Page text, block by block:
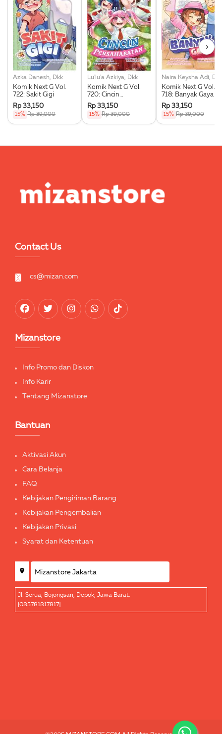
Azka Danesh, Dkk
Komik Next G Vol.
722: Sakit Gigi
Rp 33,150
15% Rp 39,000
Lu'lu'a Azkiya, Dkk
Komik Next G Vol.
720: Cincin
Persahabatan
Rp 33,150
15% Rp 39,000
Naira Keysha Adi, Dkk
Komik Next G Vol.
718: Banyak Gaya
Rp 33,150
15% Rp 39,000
›
Contact Us
cs@mizan.com
Mizanstore
Info Promo dan Diskon
Info Karir
Tentang Mizanstore
Bantuan
Aktivasi Akun
Cara Belanja
FAQ
Kebijakan Pengiriman Barang
Kebijakan Pengembalian
Kebijakan Privasi
Syarat dan Ketentuan
Jl. Serua, Bojongsari, Depok, Jawa Barat.
[085781817817]